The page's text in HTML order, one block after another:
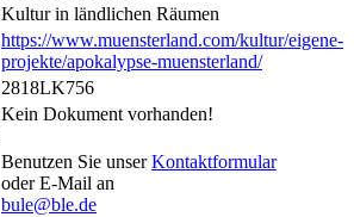
Kultur in ländlichen Räumen
https://www.muensterland.com/kultur/eigene-
projekte/apokalypse-muensterland/
2818LK756
Kein Dokument vorhanden!
Benutzen Sie unserKontaktformular
oder E-Mail an
bule@ble.de